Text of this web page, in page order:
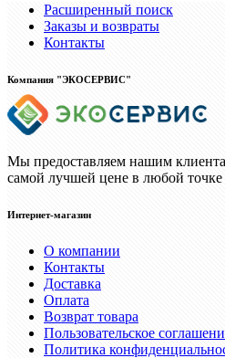
Расширенный поиск
Заказы и возвраты
Контакты
Компания "ЭКОСЕРВИС"
Мы предоставляем нашим
самой лучшей цене в любой точке
Интернет-магазин
О компании
Контакты
Доставка
Оплата
Возврат товара
Пользовательское
Политика